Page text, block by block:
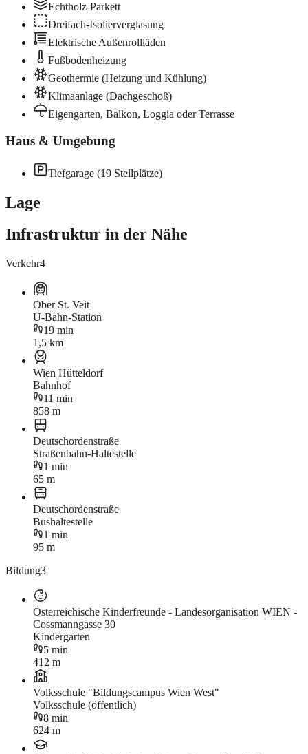
Echtholz-Parkett
Dreifach-Isolierverglasung
Elektrische Außenrollläden
Fußbodenheizung
Geothermie (Heizung und Kühlung)
Klimaanlage (Dachgeschoß)
Eigengarten, Balkon, Loggia oder Terrasse
Haus & Umgebung
Tiefgarage (19 Stellplätze)
Lage
Infrastruktur in der Nähe
Verkehr4
Ober St. Veit
U-Bahn-Station
19 min
1,5 km
Wien Hütteldorf
Bahnhof
11 min
858 m
Deutschordenstraße
Straßenbahn-Haltestelle
1 min
65 m
Deutschordenstraße
Bushaltestelle
1 min
95 m
Bildung3
Österreichische Kinderfreunde - Landesorganisation WIEN -
Cossmanngasse 30
Kindergarten
5 min
412 m
Volksschule "Bildungscampus Wien West"
Volksschule (öffentlich)
8 min
624 m